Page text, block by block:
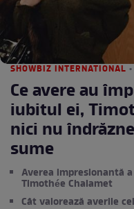
SHOWBIZ INTERNATIONAL
Ce avere au
iubitul ei,
nici nu
sume
Averea impresionantă
Timothée Chalamet
Cât valorează averile